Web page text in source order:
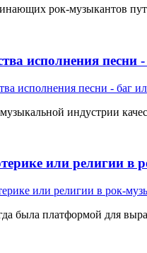
рок-музыкантов
исполнения песни
индустрии
или религии в
была платформой для